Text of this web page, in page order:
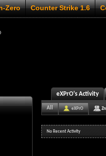
Zero Counter Strike 1.6
eXPrO's Activity
All eXPrO
No Recent Activity